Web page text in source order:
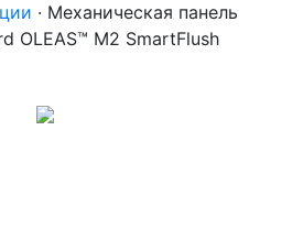
· Механическая панель
OLEAS™ M2 SmartFlush